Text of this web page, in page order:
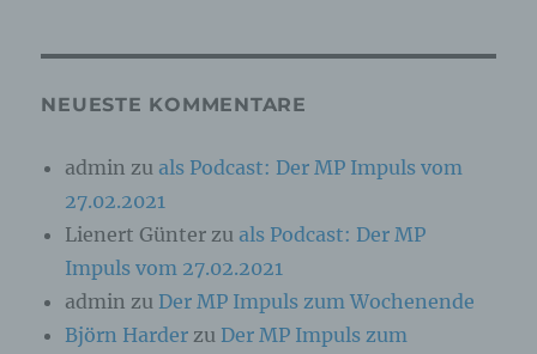
NEUESTE KOMMENTARE
admin zu als Podcast: Der MP Impuls vom
27.02.2021
Lienert Günter zu als Podcast: Der MP
Impuls vom 27.02.2021
admin zu Der MP Impuls zum Wochenende
Björn Harder zu Der MP Impuls zum
physischen, physiologischen, genetischen,
sozialen Identität dieser natürlichen Person
b) betroffene Person
Betroffene Person ist jede identifizierte oder
identifizierbare natürliche Person, deren
personenbezogene Daten von dem für die
Verarbeitung Verantwortlichen verarbeitet
werden.